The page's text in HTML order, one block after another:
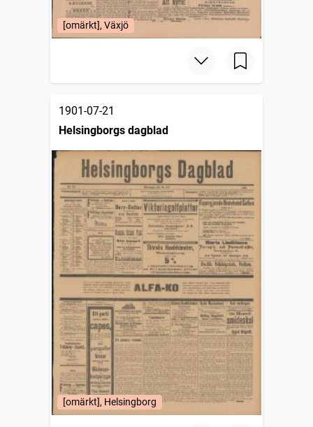
[omärkt], Växjö
1901-07-21
Helsingborgs dagblad
[omärkt], Helsingborg